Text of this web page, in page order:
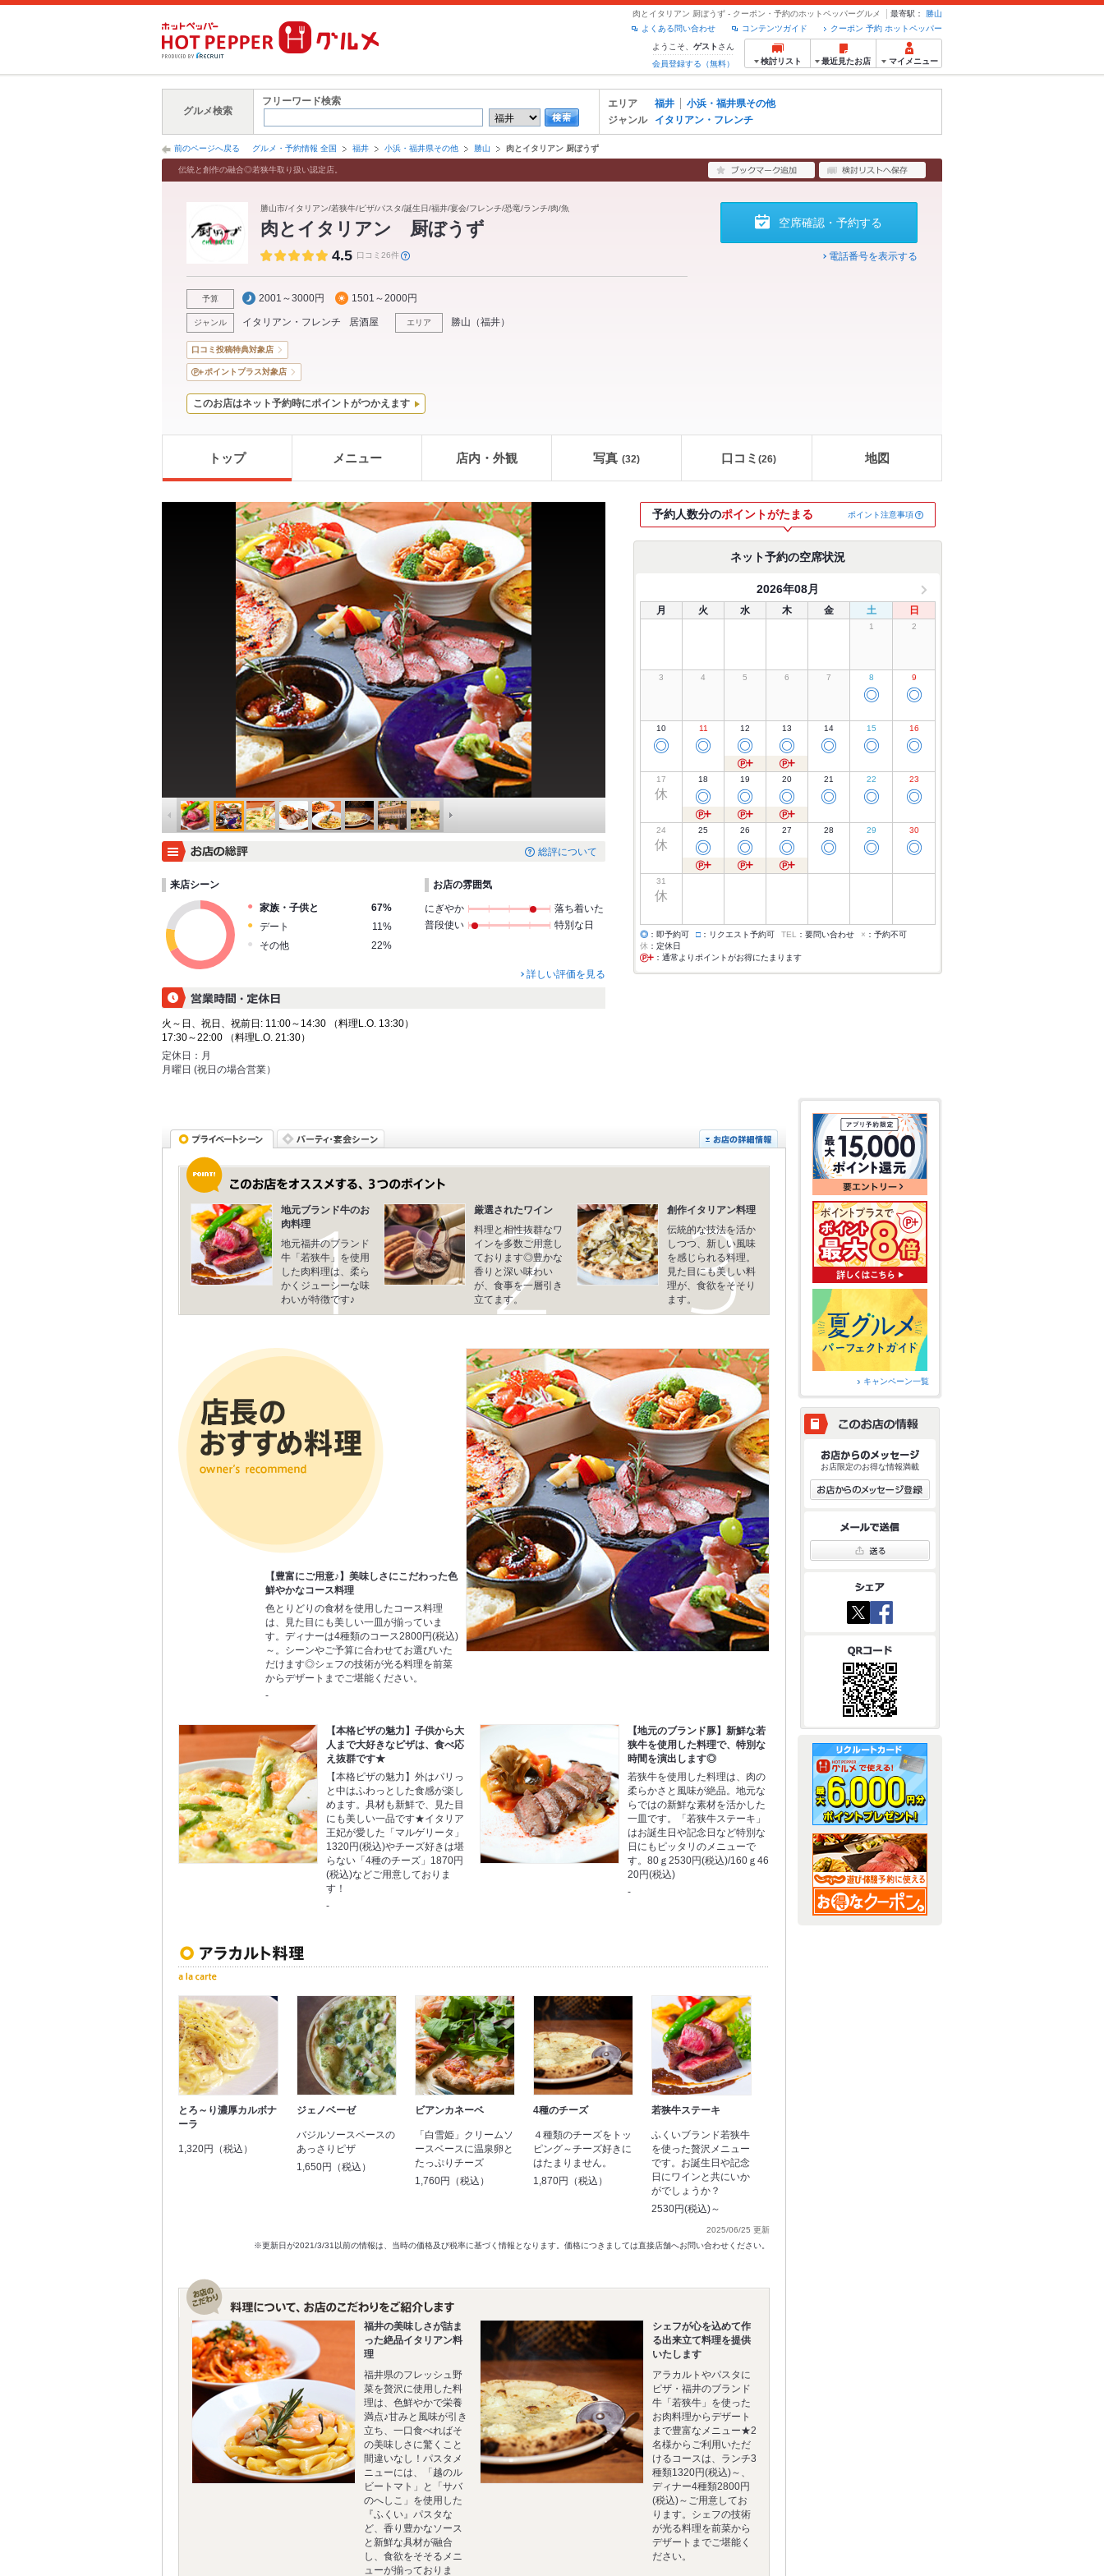
肉とイタリアン 厨ぼうず - クーポン・予約のホットペッパーグルメ 最寄駅：
勝山
クーポン 予約 ホットペッパー
コンテンツガイド
よくある問い合わせ
ようこそ、 ゲスト さん
会員登録する（無料）
検討リスト 最近見たお店 マイメニュー
グルメ検索
フリーワード検索 エリア 福井
小浜・福井県その他
ジャンル
イタリアン・フレンチ
前のページへ戻る グルメ・予約情報 全国 福井 小浜・福井県その他 勝山 肉とイタリアン 厨ぼうず
伝統と創作の融合◎若狭牛取り扱い認定店。
勝山市/イタリアン/若狭牛/ピザ/パスタ/誕生日/福井/宴会/フレンチ/恐竜/ランチ/肉/魚
肉とイタリアン 厨ぼうず
4.5 口コミ26件
予算 2001～3000円 1501～2000円
ジャンル イタリアン・フレンチ 居酒屋 エリア 勝山 （福井）
空席確認・予約する
電話番号を表示する
口コミ投稿特典対象店
ポイントプラス対象店
このお店はネット予約時にポイントがつかえます
トップ メニュー 店内・外観 写真 (32) 口コミ (26) 地図
総評について
来店シーン
家族・子供と
67%
デート
11%
その他
22%
お店の雰囲気
にぎやか
落ち着いた
普段使い
特別な日
詳しい評価を見る
火～日、祝日、祝前日: 11:00～14:30 （料理L.O. 13:30）
17:30～22:00 （料理L.O. 21:30）
定休日： 月
月曜日 (祝日の場合営業）
予約人数分のポイントがたまる ポイント注意事項
ネット予約の空席状況
2026年08月
月 火 水 木 金 土 日
1 2
3 4 5 6 7 8
◎
9
◎
10
◎
11
◎
12
◎
13
◎
14
◎
15
◎
16
◎
17
休
18
◎
19
◎
20
◎
21
◎
22
◎
23
◎
24
休
25
◎
26
◎
27
◎
28
◎
29
◎
30
◎
31
休
◎ ：即予約可 □ ：リクエスト予約可 TEL ：要問い合わせ × ：予約不可
休 ：定休日
：通常よりポイントがお得にたまります
地元ブランド牛のお
肉料理
地元福井のブランド
牛「若狭牛」を使用
した肉料理は、柔ら
かくジューシーな味
わいが特徴です♪
厳選されたワイン
料理と相性抜群なワ
インを多数ご用意し
ております◎豊かな
香りと深い味わい
が、食事を一層引き
立てます。
創作イタリアン料理
伝統的な技法を活か
しつつ、新しい風味
を感じられる料理。
見た目にも美しい料
理が、食欲をそそり
ます。
【豊富にご用意♪】美味しさにこだわった色
鮮やかなコース料理
色とりどりの食材を使用したコース料理
は、見た目にも美しい一皿が揃っていま
す。ディナーは4種類のコース2800円(税込)
～。シーンやご予算に合わせてお選びいた
だけます◎シェフの技術が光る料理を前菜
からデザートまでご堪能ください。
-
【本格ピザの魅力】子供から大
人まで大好きなピザは、食べ応
え抜群です★
【本格ピザの魅力】外はパリっ
と中はふわっとした食感が楽し
めます。具材も新鮮で、見た目
にも美しい一品です★イタリア
王妃が愛した「マルゲリータ」
1320円(税込)やチーズ好きは堪
らない「4種のチーズ」1870円
(税込)などご用意しておりま
す！
-
【地元のブランド豚】新鮮な若
狭牛を使用した料理で、特別な
時間を演出します◎
若狭牛を使用した料理は、肉の
柔らかさと風味が絶品。地元な
らではの新鮮な素材を活かした
一皿です。「若狭牛ステーキ」
はお誕生日や記念日など特別な
日にもピッタリのメニューで
す。80ｇ2530円(税込)/160ｇ46
20円(税込)
-
とろ～り濃厚カルボナ
ーラ
1,320円（税込）
ジェノベーゼ
バジルソースベースの
あっさりピザ
1,650円（税込）
ビアンカネーベ
「白雪姫」クリームソ
ースベースに温泉卵と
たっぷりチーズ
1,760円（税込）
4種のチーズ
４種類のチーズをトッ
ピング～チーズ好きに
はたまりません。
1,870円（税込）
若狭牛ステーキ
ふくいブランド若狭牛
を使った贅沢メニュー
です。お誕生日や記念
日にワインと共にいか
がでしょうか？
2530円(税込)～
2025/06/25 更新
※更新日が2021/3/31以前の情報は、当時の価格及び税率に基づく情報となります。価格につきましては直接店舗へお問い合わせください。
福井の美味しさが詰ま
った絶品イタリアン料
理
福井県のフレッシュ野
菜を贅沢に使用した料
理は、色鮮やかで栄養
満点♪甘みと風味が引き
立ち、一口食べればそ
の美味しさに驚くこと
間違いなし！パスタメ
ニューには、「越のル
ビートマト」と「サバ
のへしこ」を使用した
『ふくい』パスタな
ど、香り豊かなソース
と新鮮な具材が融合
し、食欲をそそるメニ
ューが揃っておりま
シェフが心を込めて作
る出来立て料理を提供
いたします
アラカルトやパスタに
ピザ・福井のブランド
牛「若狭牛」を使った
お肉料理からデザート
まで豊富なメニュー★2
名様からご利用いただ
けるコースは、ランチ3
種類1320円(税込)～、
ディナー4種類2800円
(税込)～ご用意してお
ります。シェフの技術
が光る料理を前菜から
デザートまでご堪能く
ださい。
キャンペーン一覧
お店限定のお得な情報満載